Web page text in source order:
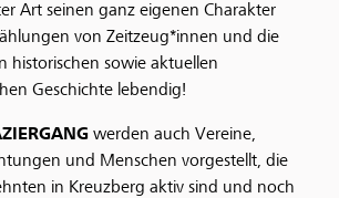
Art seinen ganz eigenen Charakter
von Zeitzeug*innen und die
historischen sowie aktuellen
Geschichte lebendig!
werden auch Vereine,
und Menschen vorgestellt, die
in Kreuzberg aktiv sind und noch